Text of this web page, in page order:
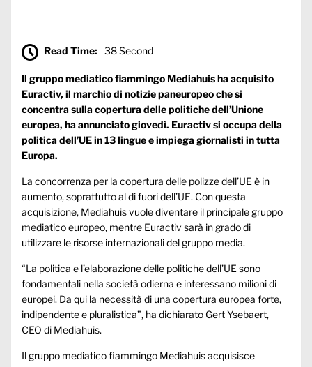
Read Time: 38 Second
Il gruppo mediatico fiammingo Mediahuis ha acquisito
Euractiv, il marchio di notizie paneuropeo che si
concentra sulla copertura delle politiche dell’Unione
europea, ha annunciato giovedì. Euractiv si occupa della
politica dell’UE in 13 lingue e impiega giornalisti in tutta
Europa.
La concorrenza per la copertura delle polizze dell’UE è in
aumento, soprattutto al di fuori dell’UE. Con questa
acquisizione, Mediahuis vuole diventare il principale gruppo
mediatico europeo, mentre Euractiv sarà in grado di
utilizzare le risorse internazionali del gruppo media.
“La politica e l’elaborazione delle politiche dell’UE sono
fondamentali nella società odierna e interessano milioni di
europei. Da qui la necessità di una copertura europea forte,
indipendente e pluralistica”, ha dichiarato Gert Ysebaert,
CEO di Mediahuis.
Il gruppo mediatico fiammingo Mediahuis acquisisce